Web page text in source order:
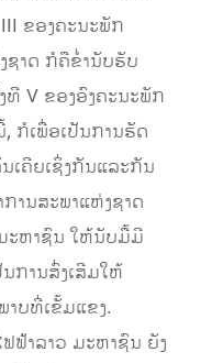
ຂອງຄະນະພັກ
ຊາດ ກໍຄືຂໍ່ານັບຮັບ
V ຂອງອົງຄະນະພັກ
ກໍເພື່ອເປັນການຮັດ
ຄີຍເຊິ່ງກັນແລະກັນ
ານສະພາແຫ່ງຊາດ
ະຫາຊົນ ໃຫ້ນັບມື້ມີ
ການສົ່ງເສີມໃຫ້
ບທີ່ເຂັ້ມແຂງ.
ຟ້າລາວ ມະຫາຊົນ ຍັງ